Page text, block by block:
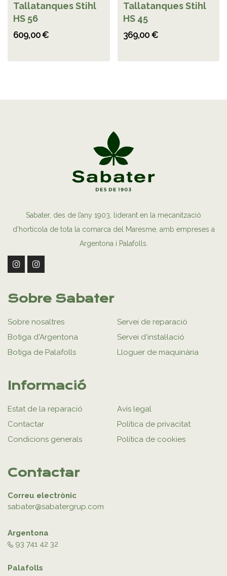
Tallatanques Stihl
HS 56
609,00 €
Tallatanques Stihl
HS 45
369,00 €
Sabater, des de l’any 1903, liderant en la mecanització
d’hortícola de tota la comarca del Maresme, amb empreses a
Argentona i Palafolls.
Sobre Sabater
Sobre nosaltres
Botiga d'Argentona
Botiga de Palafolls
Servei de reparació
Servei d'instal·lació
Lloguer de maquinària
Informació
Estat de la reparació
Contactar
Condicions generals
Avís legal
Política de privacitat
Política de cookies
Contactar
Correu electrònic
sabater@sabatergrup.com
Argentona
93 741 42 32
Palafolls